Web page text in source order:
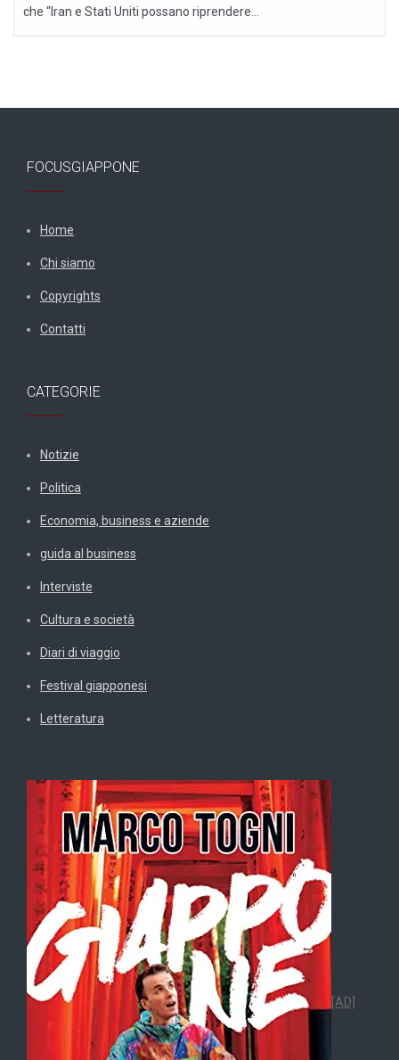
che “Iran e Stati Uniti possano riprendere...
FOCUSGIAPPONE
Home
Chi siamo
Copyrights
Contatti
CATEGORIE
Notizie
Politica
Economia, business e aziende
guida al business
Interviste
Cultura e società
Diari di viaggio
Festival giapponesi
Letteratura
[AD]